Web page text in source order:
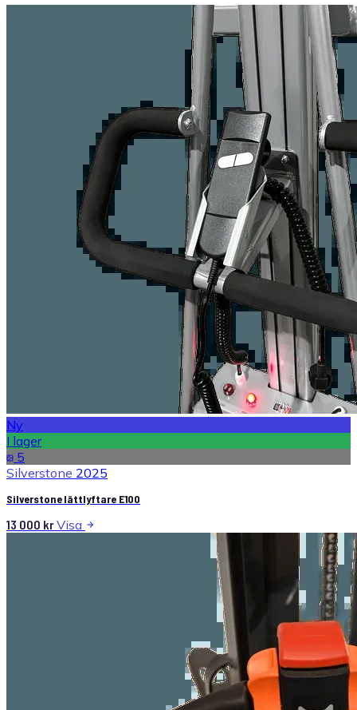
Ny
I lager
5
Silverstone 2025
Silverstone lättlyftare E100
13 000 krVisa